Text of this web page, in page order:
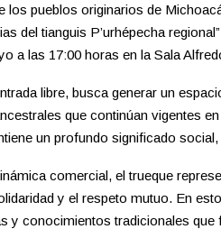
los pueblos originarios de
del tianguis P’urhépecha
a las 17:00 horas en la Sala
libre, busca generar un
que continúan vigentes
un profundo significado
comercial, el trueque
y el respeto mutuo. En
y conocimientos tradicionales